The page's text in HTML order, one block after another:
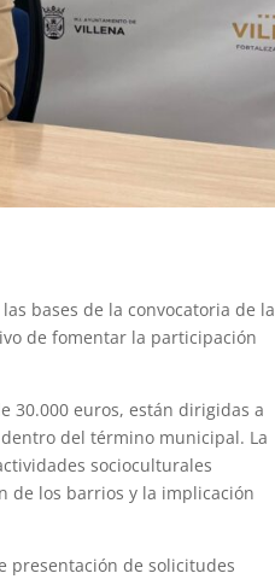
bases de la convocatoria de la
de fomentar la participación
30.000 euros, están dirigidas a
del término municipal. La
socioculturales
de los barrios y la implicación
presentación de solicitudes